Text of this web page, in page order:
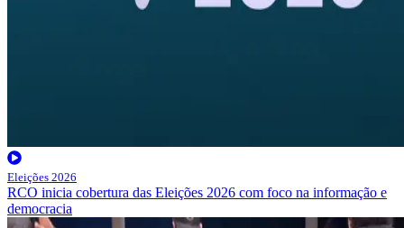
Eleições 2026
RCO inicia cobertura das Eleições 2026 com foco na informação e
democracia